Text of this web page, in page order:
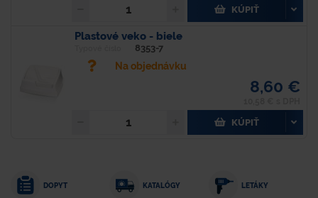
KÚPIŤ
Plastové veko - biele
8353-7
Na objednávku
8,60 €
KÚPIŤ
DOPYT KATALÓGY LETÁKY